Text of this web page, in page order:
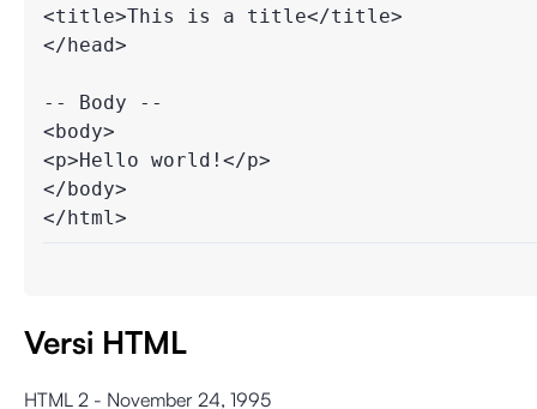
<title>This is a title</title>
</head>
-- Body --
<body>
<p>Hello world!</p>
</body>
</html>
Versi HTML
HTML 2 - November 24, 1995